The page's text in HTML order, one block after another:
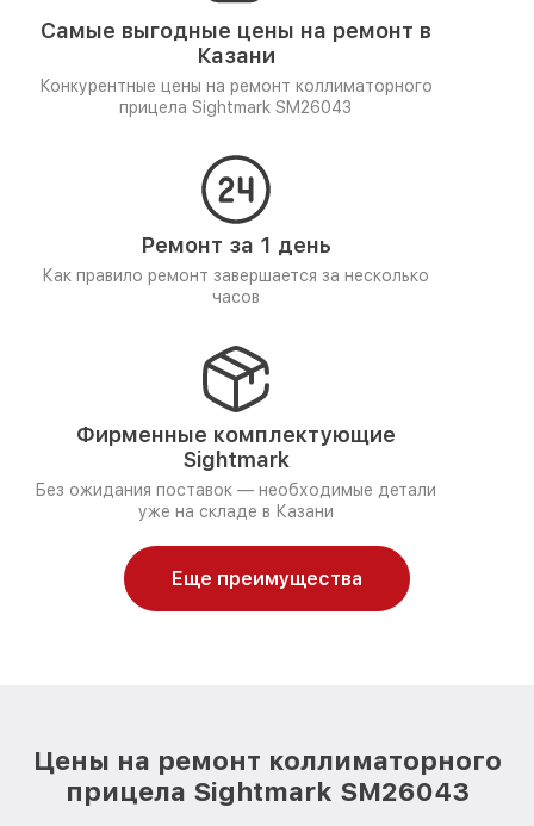
Самые выгодные цены на ремонт в
Казани
Конкурентные цены на ремонт коллиматорного
прицела Sightmark SM26043
Ремонт за 1 день
Как правило ремонт завершается за несколько
часов
Фирменные комплектующие
Sightmark
Без ожидания поставок — необходимые детали
уже на складе в Казани
Еще преимущества
Цены на ремонт коллиматорного
прицела Sightmark SM26043